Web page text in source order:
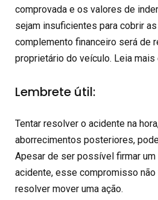
comprovada e os valores de
sejam insuficientes para cobrir
complemento financeiro será de
proprietário do veículo. Leia mais
Lembrete útil:
Tentar resolver o acidente na
aborrecimentos posteriores,
Apesar de ser possível firmar
acidente, esse compromisso
resolver mover uma ação.